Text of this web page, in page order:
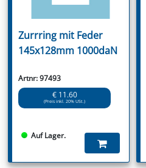
Zurrring mit Feder
145x128mm 1000daN
Artnr: 97493
€ 11.60
(Preis inkl. 20% USt.)
Auf Lager.